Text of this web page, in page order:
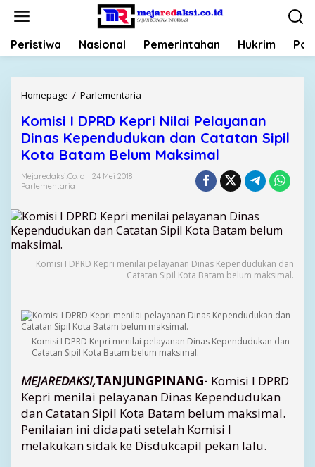
Peristiwa Nasional Pemerintahan Hukrim
Homepage / Parlementaria
m
i
s
R
D
e
p
N
l
i
e
l
a
y
Komisi I DPRD Kepri Nilai Pelayanan
Dinas Kependudukan dan Catatan Sipil
Kota Batam Belum Maksimal
Mejaredaksi.co.id
24 Mei 2018
Parlementaria
Komisi I DPRD Kepri menilai pelayanan Dinas Kependudukan dan
Catatan Sipil Kota Batam belum maksimal.
Komisi I DPRD Kepri menilai pelayanan Dinas Kependudukan dan
Catatan Sipil Kota Batam belum maksimal.
MEJAREDAKSI,TANJUNGPINANG- Komisi I DPRD
Kepri menilai pelayanan Dinas Kependudukan
dan Catatan Sipil Kota Batam belum maksimal.
Penilaian ini didapati setelah Komisi I
melakukan sidak ke Disdukcapil pekan lalu.